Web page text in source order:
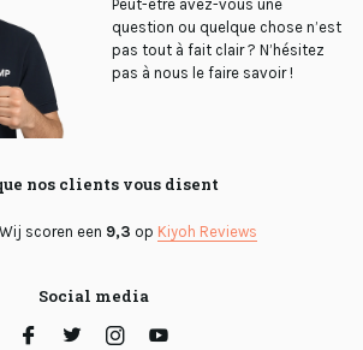
Peut-être avez-vous une
question ou quelque chose n’est
pas tout à fait clair ? N’hésitez
pas à nous le faire savoir !
nos clients vous disent
Wij scoren een 9,3 op Kiyoh Reviews
Social media